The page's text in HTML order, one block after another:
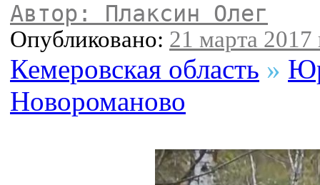
Автор: Плаксин Олег
Опубликовано: 21 марта 2017
Кемеровская область »
Новороманово